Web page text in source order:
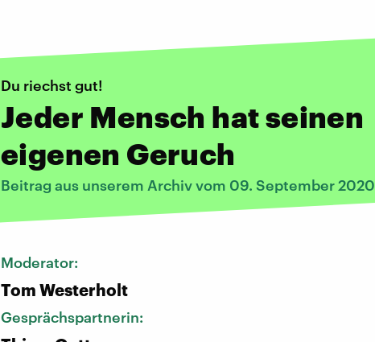
Du riechst gut!
Jeder Mensch hat seinen
eigenen Geruch
Beitrag aus unserem Archiv vom 09. September 2020
Moderator:
Tom Westerholt
Gesprächspartnerin: